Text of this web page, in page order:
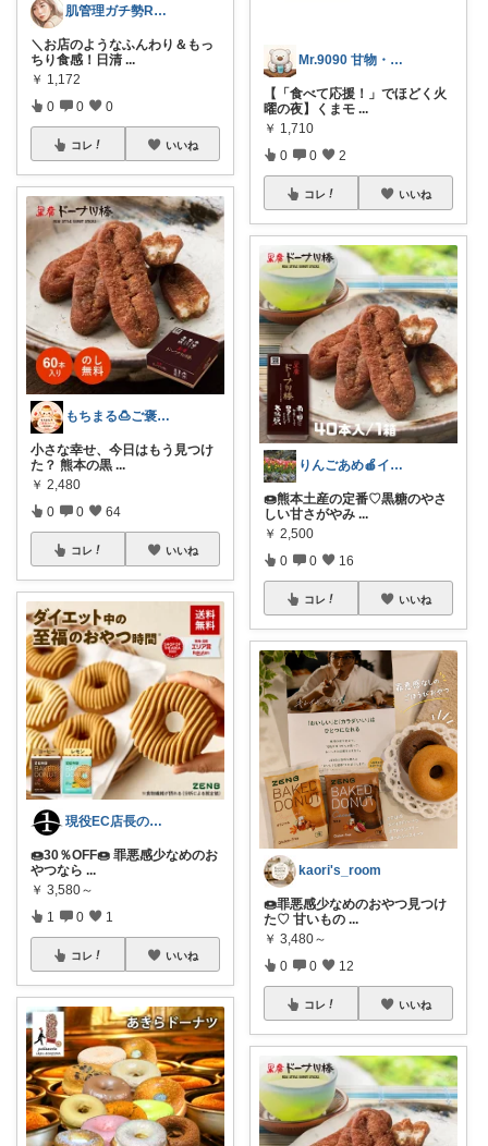
肌管理ガチ勢ROOM
＼お店のようなふんわり＆もっ
ちり食感！日清 ...
￥ 1,172
0 0 0
コレ いいね
もちまる🍮ご褒美スイーツROOM
小さな幸せ、今日はもう見つけ
た？ 熊本の黒 ...
￥ 2,480
0 0 64
コレ いいね
現役EC店長の楽天セール厳選速報
🍩30％OFF🍩 罪悪感少なめのお
やつなら ...
￥ 3,580～
1 0 1
コレ いいね
Mr.9090 甘物・酒が好きな白熊
【「食べて応援！」でほどく火
曜の夜】くまモ ...
￥ 1,710
0 0 2
コレ いいね
りんごあめ🍎インテリア雑貨🫧🌿
🍩熊本土産の定番♡黒糖のやさ
しい甘さがやみ ...
￥ 2,500
0 0 16
コレ いいね
kaori's_room
🍩罪悪感少なめのおやつ見つけ
た♡ 甘いもの ...
￥ 3,480～
0 0 12
コレ いいね